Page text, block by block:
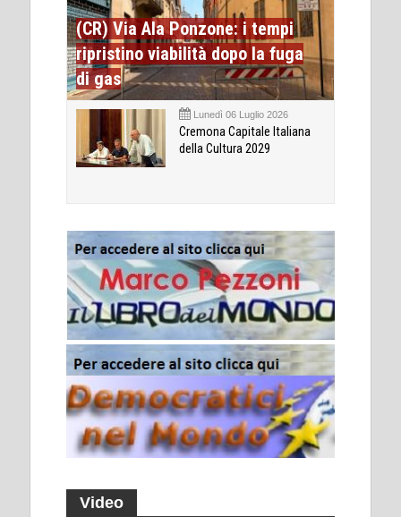
(CR) Via Ala Ponzone: i tempi
ripristino viabilità dopo la fuga
di gas
Lunedì 06 Luglio 2026
Cremona Capitale Italiana
della Cultura 2029
Video